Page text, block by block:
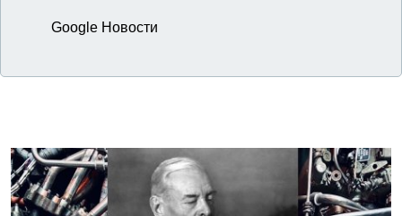
Google Новости